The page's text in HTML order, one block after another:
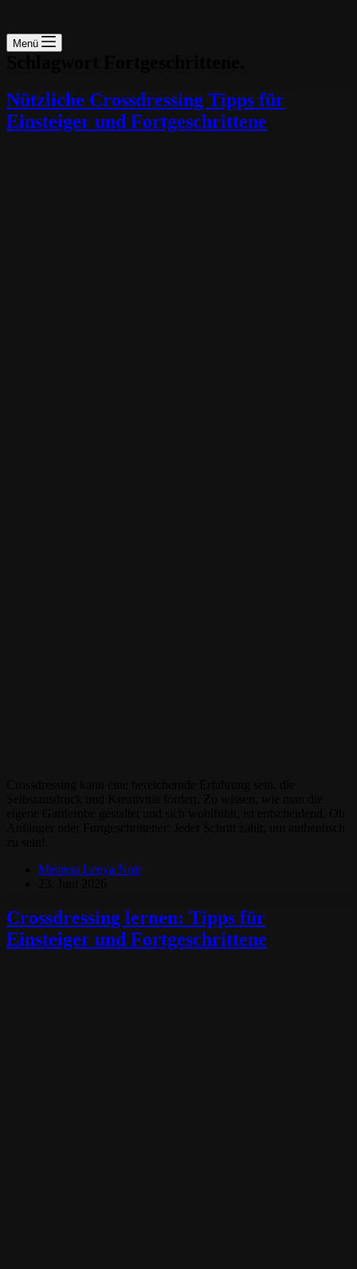
Menü
Nützliche Crossdressing Tipps für
Einsteiger und Fortgeschrittene
Mistress Lenya Noir
Crossdressing lernen: Tipps für
Einsteiger und Fortgeschrittene